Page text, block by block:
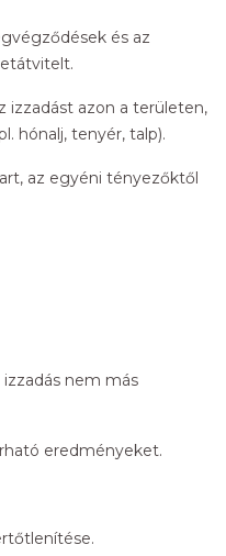
és az
izzadást azon a területen,
hónalj, tenyér, talp).
az egyéni tényezőktől
izzadás nem más
eredményeket.